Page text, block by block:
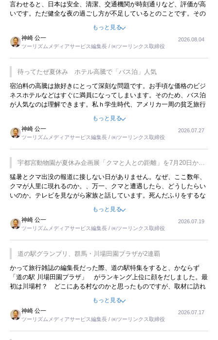
言わせると、日本は安全、清潔、交通機関が時刻通りなど、評価が高
いです。ただ健全な夜の過ごし方が不足しているとのことです。その
ような意味で、金曜夜にこのようなイベントが行われれば、日本人に
限らず外国人にとっても楽しみが増えるでしょうね。
もっと見る
神崎 公一
ツーリズムメディアサービス編集長 / ㈱ツーリンクス取締役
2026.08.04
待ってたぜ夏休み ホテル高騰で「バス泊」人気
宿泊料の高騰は旅好きにとって深刻な問題です。お手頃な価格のビジ
ネスホテルなどはすぐに満員になってしまいます。そのため、バス泊
が人気なのは理解できます。私ｈ学生時代、アメリカ一周の貧乏旅行
をした時は、移動はグレイハウンドバスでした。夕方から夜の便を利
用してホテル代を浮かせていました。ただし、若いからできたことで
す。若い人が夜行バスで京都に行った、青森に行ったと聞くと、疲れ
が残らないのかなと思ってしまいます。
もっと見る
神崎 公一
ツーリズムメディアサービス編集長 / ㈱ツーリンクス取締役
2026.07.27
宇都宮動物園が夏休み企画展「クマと人との距離」を7月20日から
開催
猛暑とクマ出没の報道に接しない日がありません。なぜ、ここ数年、
クマが人里に現れるのか。、万一、クマと遭遇したら、どうしたらい
いのか。テレビを見ながら家族と話しています。死んだふりをするな
んてことは、冗談でもいえません。そんな中で、この企画展はタイム
もっと見る
神崎 公一
ツーリズムメディアサービス編集長 / ㈱ツーリンクス取締役
2026.07.19
道の駅グランプリ、群馬・川場田園プラザが2連覇
かって旅行雑誌の編集長だった際、道の駅特集をすると、かならず
「道の駅 川場田園プラザ」 がランキング上位に顔をだしました。最
初は川場村？ どこにある村なのかと思ったものですが、取材に訪れ
永井 彰一社長にインタビューしたら、興味深い話が次々が飛び出しま
した。プレゼンも巧みで、今でも思い出すことが２つあります。一つ
は、従業員に東京ディズニーランドを見学させ、サービス業、接客業
の何かを理解してもらっていることです。 もう一つは1800円もする
プレミアムヨーグルトを販売するにあたり、社内に懸念もあったそう
もっと見る
神崎 公一
ツーリズムメディアサービス編集長 / ㈱ツーリンクス取締役
2026.07.17